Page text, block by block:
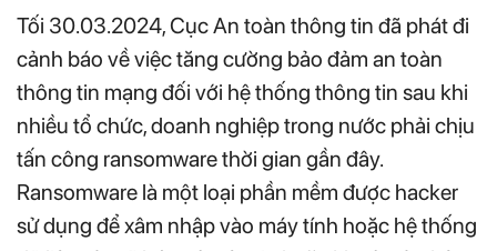
Tối 30.03.2024, Cục An toàn thông tin đã phát đi
cảnh báo về việc tăng cường bảo đảm an toàn
thông tin mạng đối với hệ thống thông tin sau khi
nhiều tổ chức, doanh nghiệp trong nước phải chịu
tấn công ransomware thời gian gần đây.
Ransomware là một loại phần mềm được hacker
sử dụng để xâm nhập vào máy tính hoặc hệ thống